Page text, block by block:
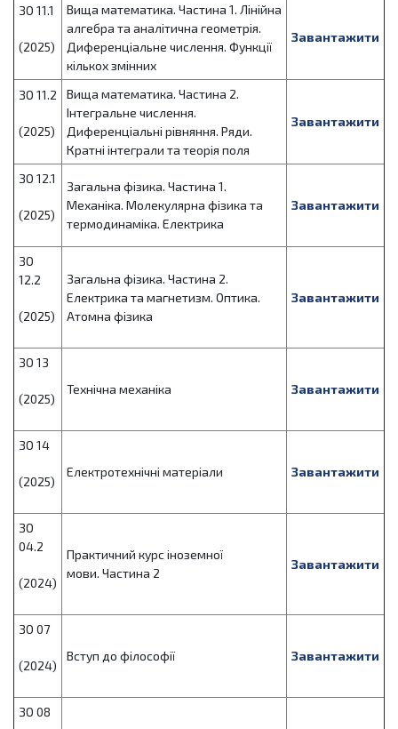
ЗО 11.1
(2025)
Вища математика. Частина 1. Лінійна
алгебра та аналітична геометрія.
Диференціальне числення. Функції
кількох змінних
Завантажити
ЗО 11.2
(2025)
Вища математика. Частина 2.
Інтегральне числення.
Диференціальні рівняння. Ряди.
Кратні інтеграли та теорія поля
Завантажити
ЗО 12.1
(2025)
Загальна фізика. Частина 1.
Механіка. Молекулярна фізика та
термодинаміка. Електрика
Завантажити
ЗО
12.2
(2025)
Загальна фізика. Частина 2.
Електрика та магнетизм. Оптика.
Атомна фізика
Завантажити
ЗО 13
(2025)
Технічна механіка Завантажити
ЗО 14
(2025)
Електротехнічні матеріали Завантажити
ЗО
04.2
(2024)
Практичний курс іноземної
мови. Частина 2
Завантажити
ЗО 07
(2024)
Вступ до філософії Завантажити
ЗО 08